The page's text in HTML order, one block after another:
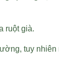
ruột già.
tuy